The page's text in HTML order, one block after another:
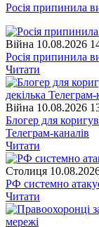
Росія припинила
Війна 10.08.2026
Росія припинила
Читати
Війна 10.08.2026
Блогер для
Телеграм-каналів
Читати
Столиця
РФ системно
Читати